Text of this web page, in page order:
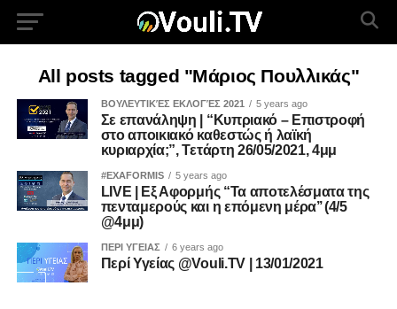
All posts tagged "Μάριος Πουλλικάς"
ΒΟΥΛΕΥΤΙΚΈΣ ΕΚΛΟΓΈΣ 2021 5 years ago
Σε επανάληψη | “Κυπριακό – Επιστροφή
στο αποικιακό καθεστώς ή λαϊκή
κυριαρχία;”, Τετάρτη 26/05/2021, 4μμ
#EXAFORMIS 5 years ago
LIVE | Εξ Αφορμής “Τα αποτελέσματα της
πενταμερούς και η επόμενη μέρα’’ (4/5
@4μμ)
ΠΕΡΙ ΥΓΕΙΑΣ 6 years ago
Περί Υγείας @Vouli.TV | 13/01/2021